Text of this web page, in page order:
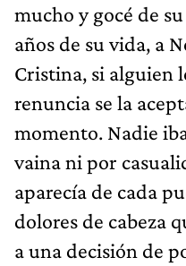
mucho y gocé de
años de su vida, a
Cristina, si alguien
renuncia se la
momento. Nadie
vaina ni por
aparecía de cada
dolores de cabeza
a una decisión de